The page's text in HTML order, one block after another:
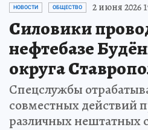
НОВОСТИ ОБЩЕСТВО 2 июня 2026
Силовики
нефтебазе
округа
Спецслужбы
совместных действий
различных нештатных